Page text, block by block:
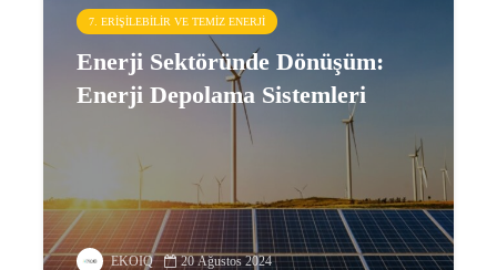
7. ERIŞILEBILIR VE TEMIZ ENERJI
Enerji Sektöründe Dönüşüm:
Enerji Depolama Sistemleri
EKOIQ 20 Ağustos 2024